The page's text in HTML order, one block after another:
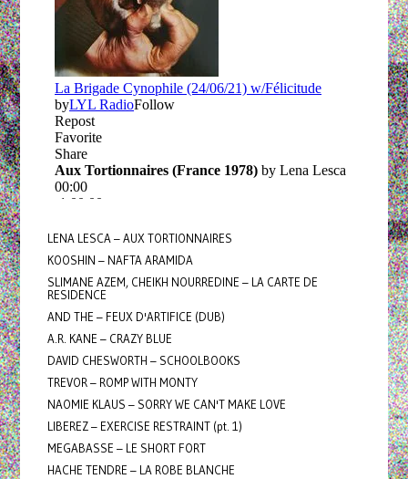
LENA LESCA – AUX TORTIONNAIRES
KOOSHIN – NAFTA ARAMIDA
SLIMANE AZEM, CHEIKH NOURREDINE – LA CARTE DE
RESIDENCE
AND THE – FEUX D'ARTIFICE (DUB)
A.R. KANE – CRAZY BLUE
DAVID CHESWORTH – SCHOOLBOOKS
TREVOR – ROMP WITH MONTY
NAOMIE KLAUS – SORRY WE CAN'T MAKE LOVE
LIBEREZ – EXERCISE RESTRAINT (pt. 1)
MEGABASSE – LE SHORT FORT
HACHE TENDRE – LA ROBE BLANCHE